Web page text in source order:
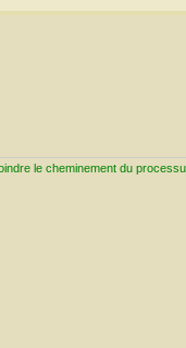
le cheminement du